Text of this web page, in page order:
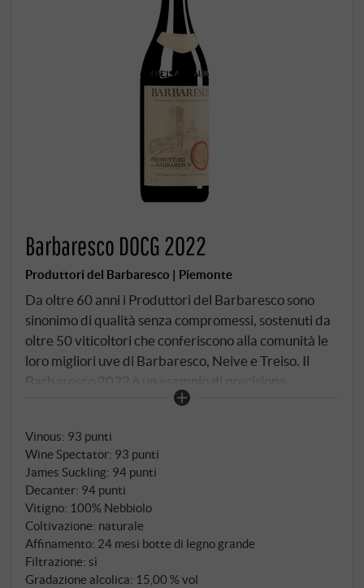
Barbaresco DOCG 2022
Produttori del Barbaresco | Piemonte
Da oltre 60 anni i Produttori del Barbaresco sono
sinonimo di qualità senza compromessi, sostenuti da
oltre 50 viticoltori che conferiscono alla comunità le
loro migliori uve di Barbaresco, Neive e Treiso. Il
Barbaresco 2022 è un esempio di precisione
collettiva e di stile classico: le uve nebbiolo
dei quali adiacenti ai cru, su terreni gessosi e argillosi.
La vinificazione è avvenuta in modo tradizionale: una
lunga macerazione, un affinamento di 24 mesi in
grandi botti di rovere di Slavonia e un ulteriore
periodo di riposo in bottiglia.
Vinous: 93 punti
Wine Spectator: 93 punti
James Suckling: 94 punti
Decanter: 94 punti
Vitigno: 100% Nebbiolo
Coltivazione: naturale
Affinamento: 24 mesi botte di legno grande
Filtrazione: sì
Gradazione alcolica: 15,00 % vol